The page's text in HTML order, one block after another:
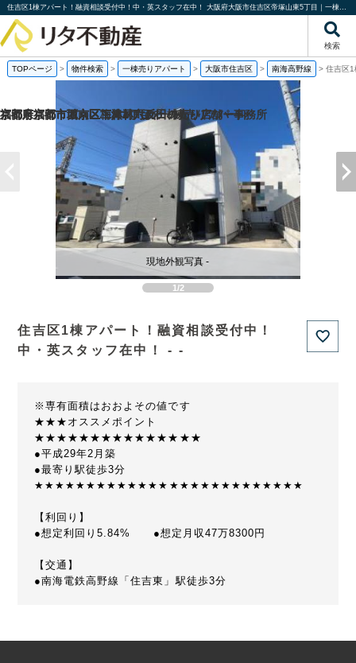
住吉区1棟アパート！融資相談受付中！中・英スタッフ在中！ 大阪府大阪市住吉区帝塚山東5丁目｜一棟売りアパート｜投資物件や収益物件｜株式会社リタ不動産
検索
TOPページ > 物件検索 > 一棟売りアパート > 大阪市住吉区 > 南海高野線 > 住吉区1
1/2
現地外観写真 -
住吉区1棟アパート！融資相談受付中！
中・英スタッフ在中！ - -
※専有面積はおおよその値です
★★★オススメポイント
★★★★★★★★★★★★★★★
●平成29年2月築
●最寄り駅徒歩3分
★★★★★★★★★★★★★★★★★★★★★★★★★★
【利回り】
●想定利回り5.84% ●想定月収47万8300円
【交通】
●南海電鉄高野線「住吉東」駅徒歩3分
福岡県福岡市城南区梅林2丁目の一棟売りアパート
京都府京都市西京区下津林六反田の売り店舗・事務所
京都府京都市西京区下津林六反田の
京都府京都市下京区二人司町の一棟売りアパート